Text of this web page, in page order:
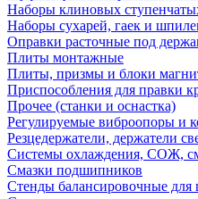
Наборы клиновых
Наборы сухарей, гаек и
Оправки расточные под
Плиты монтажные
Плиты, призмы и блоки
Приспособления для правки
Прочее (станки и оснастка)
Регулируемые виброопоры и
Резцедержатели, держатели
Системы охлаждения, СОЖ,
Смазки подшипников
Стенды балансировочные для